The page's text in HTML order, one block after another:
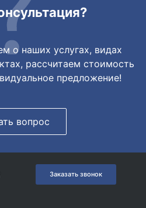
о наших услугах, видах
рассчитаем стоимость
предложение!
вопрос
Заказать звонок